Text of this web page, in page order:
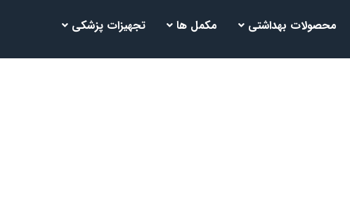
تجهیزات پزشکی مکمل ها محصولات بهداشتی